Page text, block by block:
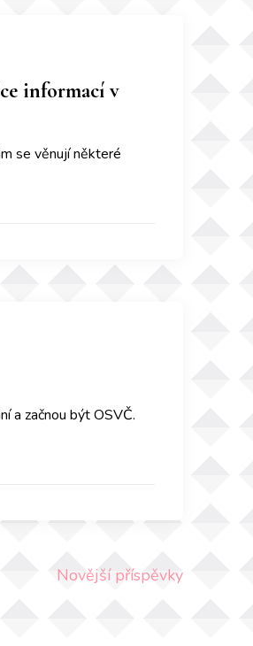
informací v
se věnují některé
a začnou být OSVČ.
Novější příspěvky